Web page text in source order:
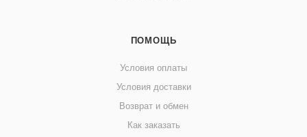
ПОМОЩЬ
Условия оплаты
Условия доставки
Возврат и обмен
Как заказать